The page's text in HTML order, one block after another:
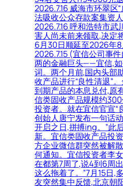
2026.7.16 威海市环翠区
法吸收公众存款案集资
2026.7.16 呼和浩特市武
害人尚未前来领取,决定
6月30日顺延至2026年8
2026.7.15 (宜信公司事
两的金融巨头——宜信,如
词。两个月前,国内头部
收产品进行“良性清退”
到期产品的本息兑付,原
信类固收产品规模约
投资者。就在宜信官宣“
创始人唐宁发布一句话
开启之日,拼搏ing。”此
新。宜信类固收产品投
方企业微信群突然被解
何通知。宜信投资者李
在都第7周了,说4到6周
这么拖着了。”7月15日,
友突然集中反馈,北京朝